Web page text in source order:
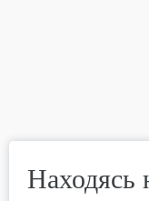
Находясь